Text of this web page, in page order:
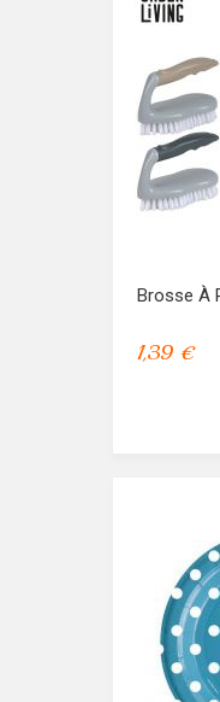
Brosse À
1,39 €